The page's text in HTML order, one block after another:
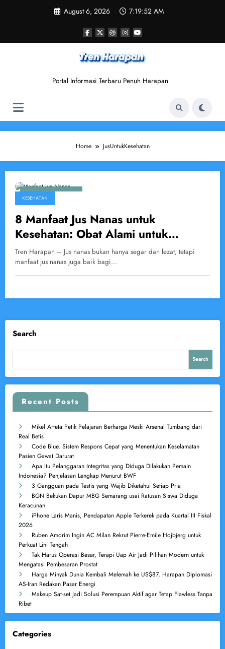
August 6, 2026 7:19:53 AM
Portal Informasi Terbaru Penuh Harapan
Home JusUntukKesehatan
KESEHATAN
8 Manfaat Jus Nanas untuk
Kesehatan: Obat Alami untuk
Penyakit Apa Saja?
Tren Harapan – Jus nanas bukan hanya segar dan lezat, tetapi
manfaat jus nanas juga baik bagi…
Search
Search
Recent Posts
Mikel Arteta Petik Pelajaran Berharga Meski Arsenal Tumbang dari
Real Betis
Code Blue, Sistem Respons Cepat yang Menentukan Keselamatan
Pasien Gawat Darurat
Apa Itu Pelanggaran Integritas yang Diduga Dilakukan Pemain
Indonesia? Penjelasan Lengkap Menurut BWF
3 Gangguan pada Testis yang Wajib Diketahui Setiap Pria
BGN Bekukan Dapur MBG Semarang usai Ratusan Siswa Diduga
Keracunan
iPhone Laris Manis, Pendapatan Apple Terkerek pada Kuartal III Fiskal
2026
Ruben Amorim Ingin AC Milan Rekrut Pierre-Emile Hojbjerg untuk
Perkuat Lini Tengah
Tak Harus Operasi Besar, Terapi Uap Air Jadi Pilihan Modern untuk
Mengatasi Pembesaran Prostat
Harga Minyak Dunia Kembali Melemah ke US$87, Harapan Diplomasi
AS-Iran Redakan Pasar Energi
Makeup Sat-set Jadi Solusi Perempuan Aktif agar Tetap Flawless Tanpa
Ribet
Categories